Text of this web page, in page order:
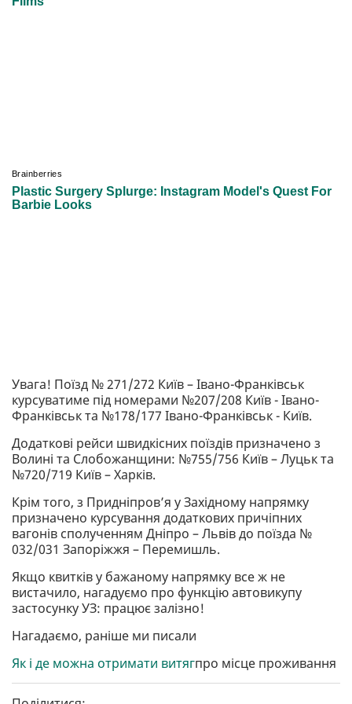
Увага! Поїзд № 271/272 Київ – Івано-Франківськ
курсуватиме під номерами №207/208 Київ - Івано-
Франківськ та №178/177 Івано-Франківськ - Київ.
Додаткові рейси швидкісних поїздів призначено з
Волині та Слобожанщини: №755/756 Київ – Луцьк та
№720/719 Київ – Харків.
Крім того, з Придніпров’я у Західному напрямку
призначено курсування додаткових причіпних
вагонів сполученням Дніпро – Львів до поїзда №
032/031 Запоріжжя – Перемишль.
Якщо квитків у бажаному напрямку все ж не
вистачило, нагадуємо про функцію автовикупу
застосунку УЗ: працює залізно!
Нагадаємо, раніше ми писали
Як і де можна отримати витягпро місце проживання